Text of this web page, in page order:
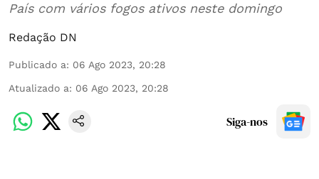
País com vários fogos ativos neste domingo
Redação DN
Publicado a: 06 Ago 2023, 20:28
Atualizado a: 06 Ago 2023, 20:28
Siga-nos